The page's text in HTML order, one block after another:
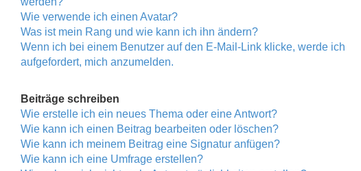
Wie verwende ich einen Avatar?
Was ist mein Rang und wie kann ich ihn ändern?
Wenn ich bei einem Benutzer auf den E-Mail-Link klicke, werde ich
aufgefordert, mich anzumelden.
Beiträge schreiben
Wie erstelle ich ein neues Thema oder eine Antwort?
Wie kann ich einen Beitrag bearbeiten oder löschen?
Wie kann ich meinem Beitrag eine Signatur anfügen?
Wie kann ich eine Umfrage erstellen?